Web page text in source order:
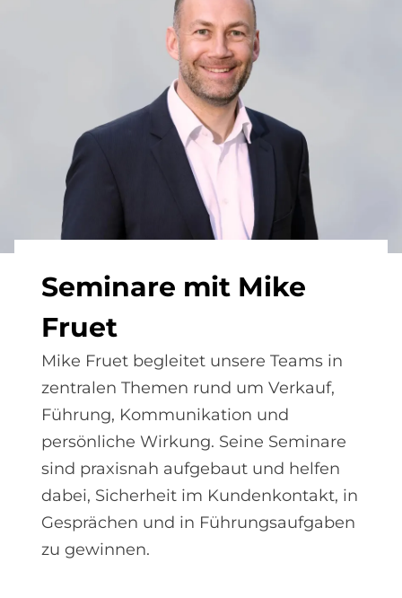
Se­mi­na­re mit Mike
Fru­et
Mike Fruet begleitet unsere Teams in
zentralen Themen rund um Verkauf,
Führung, Kommunikation und
persönliche Wirkung. Seine Seminare
sind praxisnah aufgebaut und helfen
dabei, Sicherheit im Kundenkontakt, in
Gesprächen und in Führungsaufgaben
zu gewinnen.